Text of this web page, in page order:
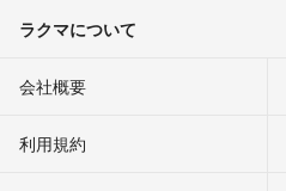
ラクマについて
会社概要
利用規約